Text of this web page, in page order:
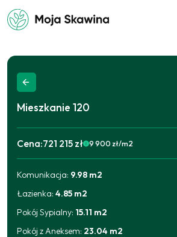
Mieszkanie 120
Cena:721 215 zł
2025-09-11 684 790
2026-06-17
9 900 zł/m2
Komunikacja: 9.98 m2
Łazienka:4.85 m2
Pokój Sypialny: 15.11 m2
Pokój z Aneksem: 23.04 m2